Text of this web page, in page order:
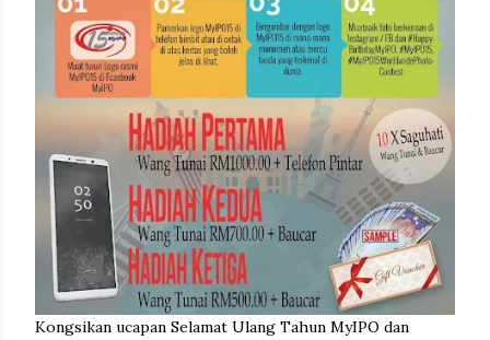
Kongsikan ucapan Selamat Ulang Tahun MyIPO dan